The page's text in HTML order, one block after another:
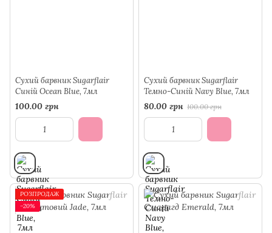
Сухий барвник Sugarflair
Синій Ocean Blue, 7мл
100.00 грн
Сухий барвник Sugarflair
Темно-Синій Navy Blue, 7мл
80.00 грн 100.00 грн
РОЗПРОДАЖ
−20%